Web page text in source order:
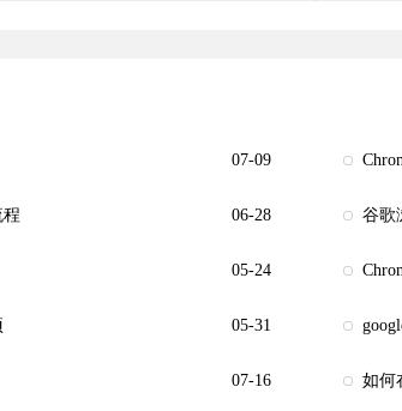
07-09
程 06-28 谷歌
05-24
05-31
07-16 如何